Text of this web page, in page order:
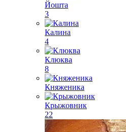
Йошта
3
Калина
4
Клюква
8
Княженика
Крыжовник
22